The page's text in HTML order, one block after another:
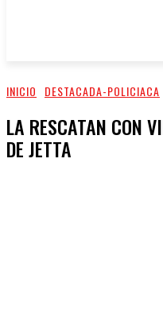
INICIO DESTACADA-POLICIACA
LA RESCATAN CON
DE JETTA